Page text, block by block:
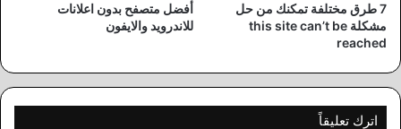
7 طرق مختلفة تمكنك من حل
مشكلة this site can’t be
reached
أفضل متصفح بدون اعلانات
للاندرويد والايفون
اترك تعليقاً